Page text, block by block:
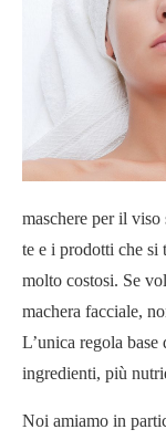
maschere per il viso
te e i prodotti che si
molto costosi. Se
machera facciale,
L’unica regola
ingredienti, più
Noi amiamo in